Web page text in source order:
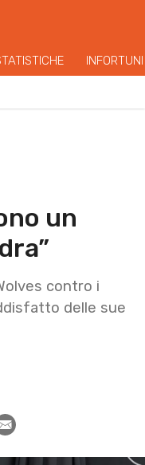
INFORTUNI
un
contro i
delle sue